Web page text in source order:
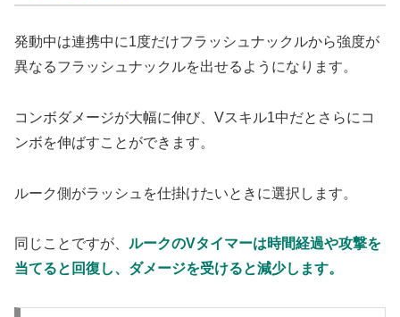
発動中は連携中に1度だけフラッシュナックルから強度が
異なるフラッシュナックルを出せるようになります。
コンボダメージが大幅に伸び、Vスキル1中だとさらにコ
ンボを伸ばすことができます。
ルーク側がラッシュを仕掛けたいときに選択します。
同じことですが、 ルークのVタイマーは時間経過や攻撃を
当てると回復し、ダメージを受けると減少します。